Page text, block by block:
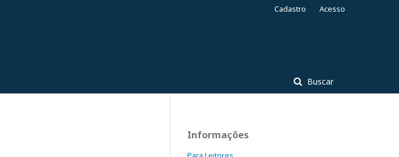
Buscar
Cadastro Acesso
Informações